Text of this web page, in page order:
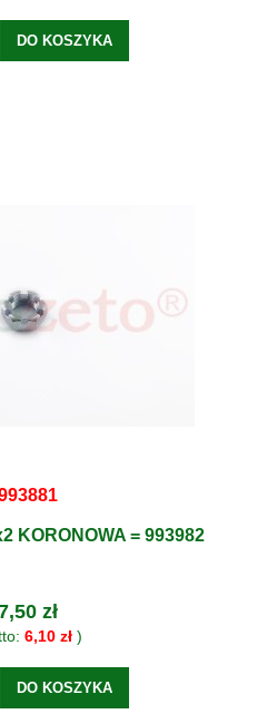
DO KOSZYKA
KORONOWA = 993982
zł
6,10 zł)
DO KOSZYKA